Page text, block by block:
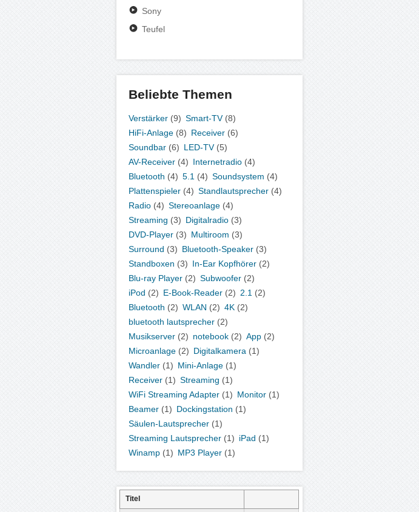
Sony
Teufel
Beliebte Themen
Verstärker (9) Smart-TV (8)
HiFi-Anlage (8) Receiver (6)
Soundbar (6) LED-TV (5)
AV-Receiver (4) Internetradio (4)
Bluetooth (4) 5.1 (4) Soundsystem (4)
Plattenspieler (4) Standlautsprecher (4)
Radio (4) Stereoanlage (4)
Streaming (3) Digitalradio (3)
DVD-Player (3) Multiroom (3)
Surround (3) Bluetooth-Speaker (3)
Standboxen (3) In-Ear Kopfhörer (2)
Blu-ray Player (2) Subwoofer (2)
iPod (2) E-Book-Reader (2) 2.1 (2)
Bluetooth (2) WLAN (2) 4K (2)
bluetooth lautsprecher (2)
Musikserver (2) notebook (2) App (2)
Microanlage (2) Digitalkamera (1)
Wandler (1) Mini-Anlage (1)
Receiver (1) Streaming (1)
WiFi Streaming Adapter (1) Monitor (1)
Beamer (1) Dockingstation (1)
Säulen-Lautsprecher (1)
Streaming Lautsprecher (1) iPad (1)
Winamp (1) MP3 Player (1)
Titel